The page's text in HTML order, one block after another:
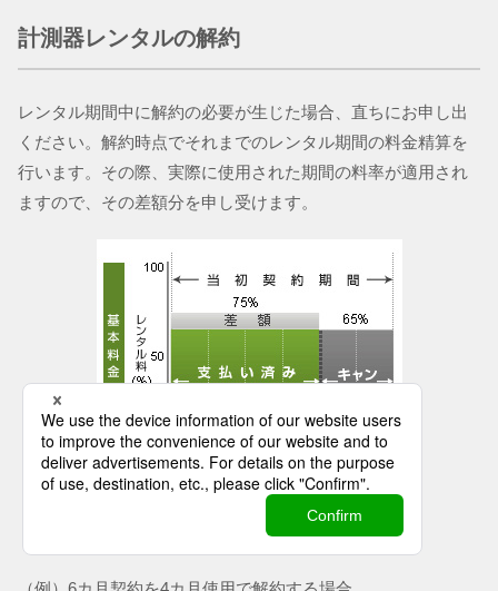
計測器レンタルの解約
レンタル期間中に解約の必要が生じた場合、直ちにお申し出
ください。解約時点でそれまでのレンタル期間の料金精算を
行います。その際、実際に使用された期間の料率が適用され
ますので、その差額分を申し受けます。